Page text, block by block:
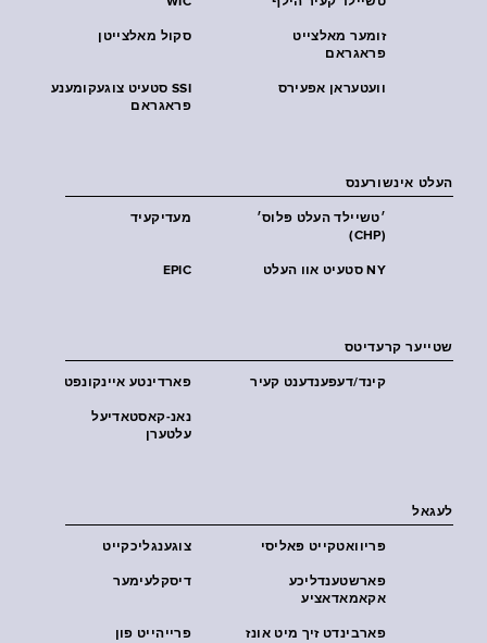
סקול מאלצייטן
זומער מאלצייט
פראגראם
SSI סטעיט צוגעקומענע
פראגראם
וועטעראן אפעירס
העלט אינשורענס
מעדיקעיד
׳טשיילד העלט פּלוס׳
(CHP)
EPIC NY סטעיט אוו העלט
שטייער קרעדיטס
פארדינטע איינקונפט קינד/דעפענדענט קעיר
נאנ-קאסטאדיעל
עלטערן
לעגאל
צוגענגליכקייט פּריוואטקייט פּאליסי
דיסקלעימער
פארשטענדליכע
אקאמאדאציע
פרייהייט פון
פארבינדט זיך מיט אונז